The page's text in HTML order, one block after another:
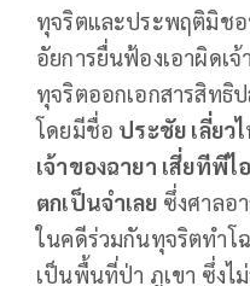
ทุจริตและประพฤติมิช
อัยการยื่นฟ้องเอาผิดเ
ทุจริตออกเอกสารสิทธิ
โดยมีชื่อ ประชัย เลี่ยว
เจ้าของฉายา เสี่ยทีพี
ตกเป็นจำเลย ซึ่งศาลอ
ในคดีร่วมกันทุจริตทำ
เป็นพื้นที่ป่า ภูเขา ซึ่งไ